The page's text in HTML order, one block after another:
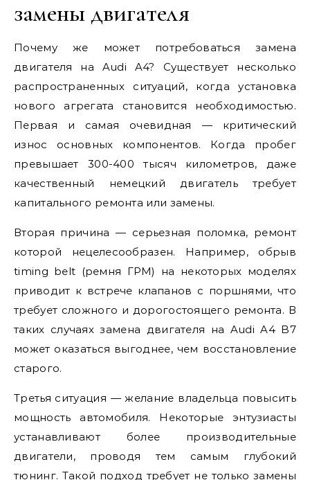
замены двигателя
Почему же может потребоваться замена
двигателя на Audi A4? Существует несколько
распространенных ситуаций, когда установка
нового агрегата становится необходимостью.
Первая и самая очевидная — критический
износ основных компонентов. Когда пробег
превышает 300-400 тысяч километров, даже
качественный немецкий двигатель требует
капитального ремонта или замены.
Вторая причина — серьезная поломка, ремонт
которой нецелесообразен. Например, обрыв
timing belt (ремня ГРМ) на некоторых моделях
приводит к встрече клапанов с поршнями, что
требует сложного и дорогостоящего ремонта. В
таких случаях замена двигателя на Audi A4 B7
может оказаться выгоднее, чем восстановление
старого.
Третья ситуация — желание владельца повысить
мощность автомобиля. Некоторые энтузиасты
устанавливают более производительные
двигатели, проводя тем самым глубокий
тюнинг. Такой подход требует не только замены